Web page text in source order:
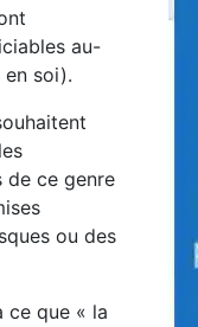
au-
soi).
de ce genre
ou des
ce que « la